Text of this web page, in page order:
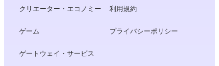
クリエーター・エコノミー
ゲーム
ゲートウェイ・サービス
利用規約
プライバシーポリシー